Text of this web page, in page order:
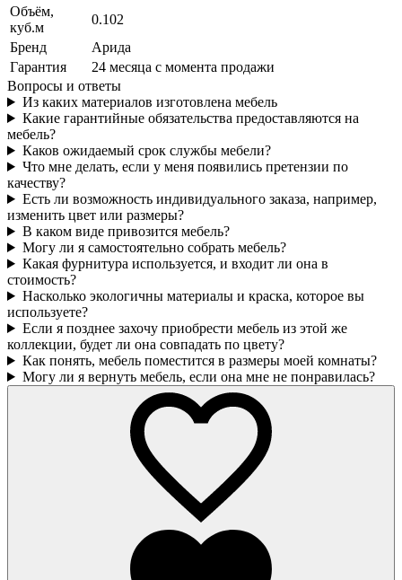
Объём,
куб.м
0.102
Бренд
Арида
Гарантия
24 месяца с момента продажи
Вопросы и ответы
Из каких материалов изготовлена мебель
Какие гарантийные обязательства предоставляются на
мебель?
Каков ожидаемый срок службы мебели?
Что мне делать, если у меня появились претензии по
качеству?
Есть ли возможность индивидуального заказа, например,
изменить цвет или размеры?
В каком виде привозится мебель?
Могу ли я самостоятельно собрать мебель?
Какая фурнитура используется, и входит ли она в
стоимость?
Насколько экологичны материалы и краска, которое вы
используете?
Если я позднее захочу приобрести мебель из этой же
коллекции, будет ли она совпадать по цвету?
Как понять, мебель поместится в размеры моей комнаты?
Могу ли я вернуть мебель, если она мне не понравилась?